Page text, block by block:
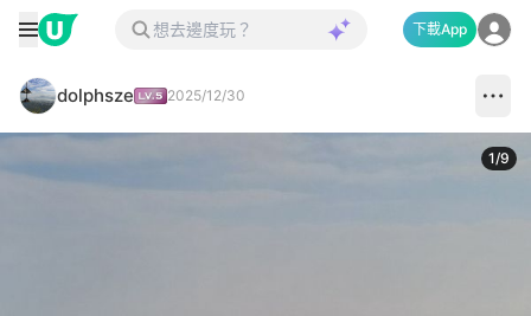
下載App
dolphsze 2025/12/30
1/9